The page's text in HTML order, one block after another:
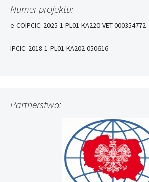
Numer projektu:
e-COIPCIC: 2025-1-PL01-KA220-VET-000354772
IPCIC: 2018-1-PL01-KA202-050616
Partnerstwo: